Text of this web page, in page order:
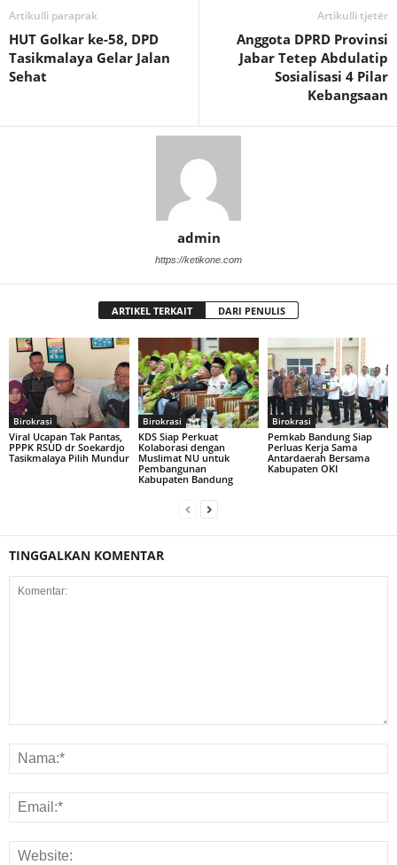
Artikulli paraprak
HUT Golkar ke-58, DPD
Tasikmalaya Gelar Jalan
Sehat
Artikulli tjetër
Anggota DPRD Provinsi
Jabar Tetep Abdulatip
Sosialisasi 4 Pilar
Kebangsaan
admin
https://ketikone.com
ARTIKEL TERKAIT DARI PENULIS
Birokrasi
Viral Ucapan Tak Pantas,
PPPK RSUD dr Soekardjo
Tasikmalaya Pilih Mundur
Birokrasi
KDS Siap Perkuat
Kolaborasi dengan
Muslimat NU untuk
Pembangunan
Kabupaten Bandung
Birokrasi
Pemkab Bandung Siap
Perluas Kerja Sama
Antardaerah Bersama
Kabupaten OKI
TINGGALKAN KOMENTAR